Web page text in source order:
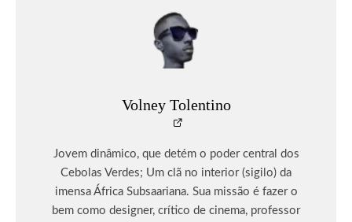
Volney Tolentino
Jovem dinâmico, que detém o poder central dos
Cebolas Verdes; Um clã no interior (sigilo) da
imensa África Subsaariana. Sua missão é fazer o
bem como designer, crítico de cinema, professor